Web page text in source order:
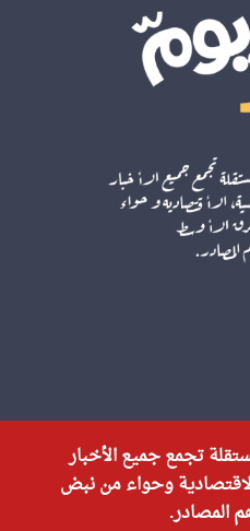
تجمع جميع الأخبار
الاقتصادية وحواء من نبض
المصادر.